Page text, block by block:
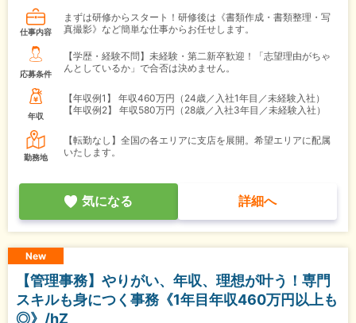
仕事内容
まずは研修からスタート！研修後は《書類作成・書類整理・写
真撮影》など簡単な仕事からお任せします。
応募条件
【学歴・経験不問】未経験・第二新卒歓迎！「志望理由がちゃ
んとしているか」で合否は決めません。
年収
【年収例1】
年収460万円（24歳／入社1年目／未経験入社）
【年収例2】
年収580万円（28歳／入社3年目／未経験入社）
勤務地
【転勤なし】全国の各エリアに支店を展開。希望エリアに配属
いたします。
気になる 詳細へ
New
【管理事務】やりがい、年収、理想が叶う！専門
スキルも身につく事務《1年目年収460万円以上も
◎》/hZ